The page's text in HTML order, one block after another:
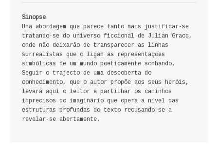
HISTÓRIA DE PORTUGAL
PRÉ-HISTÓRIA
LITERATURA
BIOGRAFIA
FICÇÃO E ROMANCE
Sinopse
Uma abordagem que parece tanto mais justificar-se
tratando-se do universo ficcional de Julian Gracq,
onde não deixarão de transparecer as linhas
surrealistas que o ligam às representações
simbólicas de um mundo poeticamente sonhando.
Seguir o trajecto de uma descoberta do
conhecimento, que o autor propõe aos seus heróis,
levará aqui o leitor a partilhar os caminhos
imprecisos do imaginário que opera a nível das
estruturas profundas do texto recusando-se a
revelar-se abertamente.